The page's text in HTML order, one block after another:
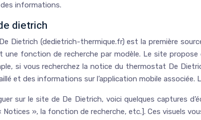
informations.
dietrich
Dietrich (dedietrich-thermique.fr) est la première
une fonction de recherche par modèle. Le site
si vous recherchez la notice du thermostat De
et des informations sur l’application mobile
sur le site de De Dietrich, voici quelques captures
», la fonction de recherche, etc.]. Ces visuels